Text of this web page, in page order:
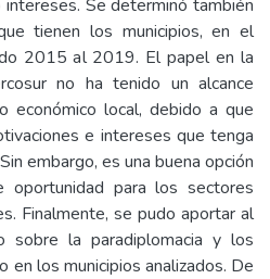
Se determinó también
tienen los municipios, en el
2015 al 2019. El papel en la
no ha tenido un alcance
económico local, debido a que
e intereses que tenga
embargo, es una buena opción
oportunidad para los sectores
Finalmente, se pudo aportar al
sobre la paradiplomacia y los
en los municipios analizados. De